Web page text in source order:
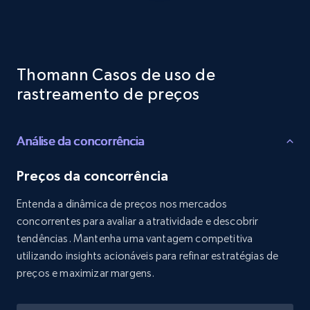
URL, Product id, Listing inventory id, Title, Rating,
price, and more.
1.9K+ 322+ Comece agora
Amazon products search
Thomann Casos de uso de
rastreamento de preços
Análise da concorrência
Preços da concorrência
Entenda a dinâmica de preços nos mercados
concorrentes para avaliar a atratividade e descobrir
tendências. Mantenha uma vantagem competitiva
utilizando insights acionáveis para refinar estratégias de
preços e maximizar margens.